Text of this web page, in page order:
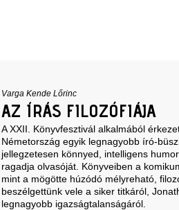
Varga Kende Lőrinc
AZ ÍRÁS FILOZÓFIÁJA
A XXII. Könyvfesztivál alkalmából
Németország egyik legnagyobb író-
jellegzetesen könnyed, intelligens
ragadja olvasóját. Könyveiben a
mint a mögötte húzódó mélyreható,
beszélgettünk vele a siker titkáról,
legnagyobb igazságtalanságáról.